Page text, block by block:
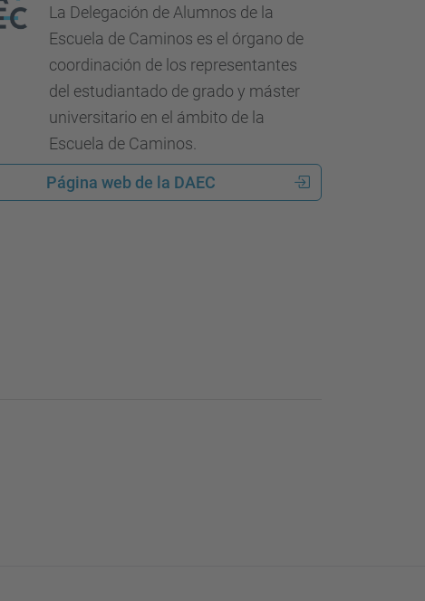
La Delegación de Alumnos de la
Escuela de Caminos es el órgano de
coordinación de los representantes
del estudiantado de grado y máster
universitario en el ámbito de la
Escuela de Caminos.
Página web de la DAEC